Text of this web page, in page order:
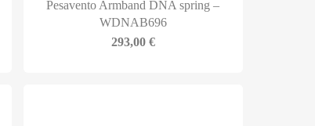
Pesavento Armband DNA spring –
WDNAB696
293,00 €